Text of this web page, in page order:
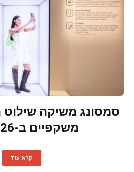
סמסונג משיקה
משקפיים ב-ISE 2026
קרא עוד